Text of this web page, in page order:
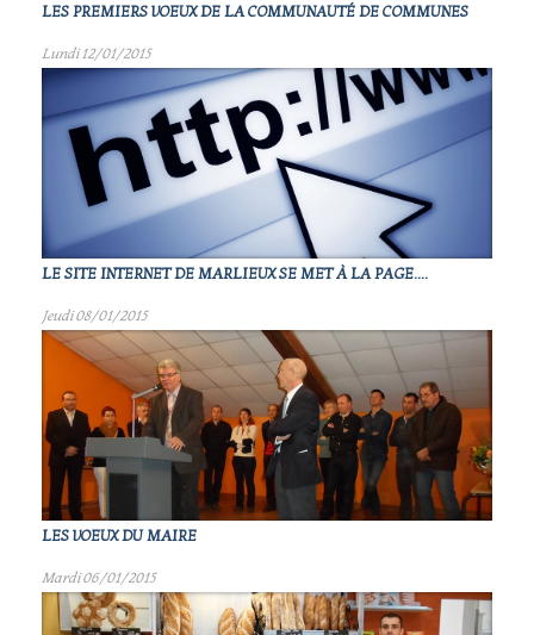
LES PREMIERS VOEUX DE LA COMMUNAUTÉ DE COMMUNES
Lundi 12/01/2015
LE SITE INTERNET DE MARLIEUX SE MET À LA PAGE....
Jeudi 08/01/2015
LES VOEUX DU MAIRE
Mardi 06/01/2015